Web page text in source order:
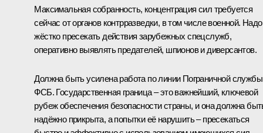
Максимальная собранность, концентрация сил требуется
сейчас от органов контрразведки, в том числе военной. Надо
жёстко пресекать действия зарубежных спецслужб,
оперативно выявлять предателей, шпионов и диверсантов.
Должна быть усилена работа по линии Пограничной службы
ФСБ. Государственная граница – это важнейший, ключевой
рубеж обеспечения безопасности страны, и она должна
надёжно прикрыта, а попытки её нарушить – пресекаться